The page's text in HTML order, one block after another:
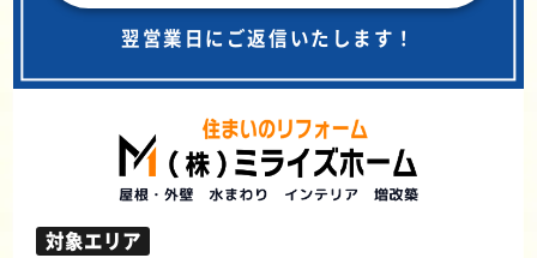
翌営業日にご返信いたします！
対象エリア